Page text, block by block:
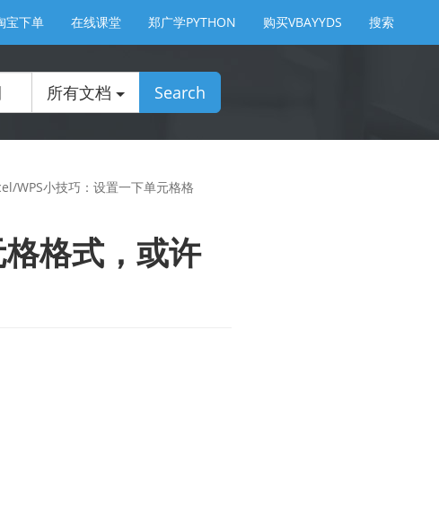
宝下单 在线课堂 郑广学PYTHON 购买VBAYYDS 搜索
所有文档 Search
WPS小技巧：设置一下单元格格
格式，或许